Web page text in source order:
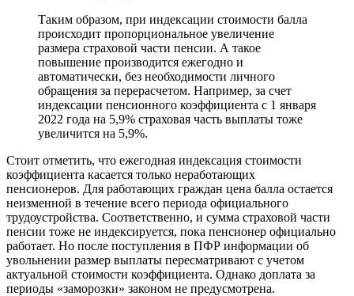
Таким образом, при индексации стоимости балла
происходит пропорциональное увеличение
размера страховой части пенсии. А такое
повышение производится ежегодно и
автоматически, без необходимости личного
обращения за перерасчетом. Например, за счет
индексации пенсионного коэффициента с 1 января
2022 года на 5,9% страховая часть выплаты тоже
увеличится на 5,9%.
Стоит отметить, что ежегодная индексация стоимости
коэффициента касается только неработающих
пенсионеров. Для работающих граждан цена балла остается
неизменной в течение всего периода официального
трудоустройства. Соответственно, и сумма страховой части
пенсии тоже не индексируется, пока пенсионер официально
работает. Но после поступления в ПФР информации об
увольнении размер выплаты пересматривают с учетом
актуальной стоимости коэффициента. Однако доплата за
периоды «заморозки» законом не предусмотрена.